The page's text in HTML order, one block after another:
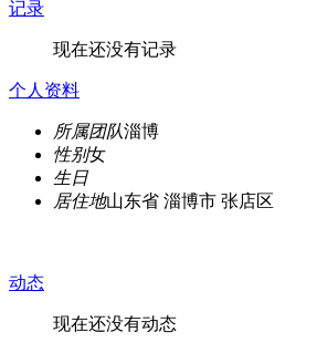
记录
现在还没有记录
个人资料
所属团队淄博
性别女
生日
居住地山东省 淄博市 张店区
动态
现在还没有动态